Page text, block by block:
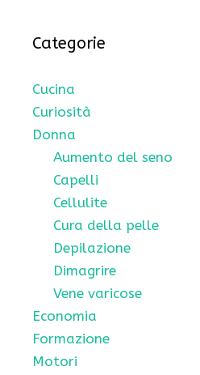
Categorie
Cucina
Curiosità
Donna
Aumento del seno
Capelli
Cellulite
Cura della pelle
Depilazione
Dimagrire
Vene varicose
Economia
Formazione
Motori